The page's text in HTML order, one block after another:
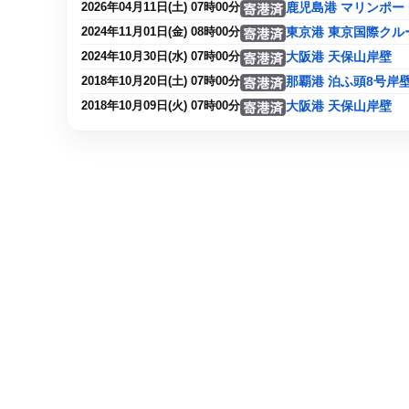
2026年04月11日(土) 07時00分 鹿児島港 マリンポー
2024年11月01日(金) 08時00分 東京港 東京国際クル
2024年10月30日(水) 07時00分 大阪港 天保山岸壁
2018年10月20日(土) 07時00分 那覇港 泊ふ頭8号岸
2018年10月09日(火) 07時00分 大阪港 天保山岸壁